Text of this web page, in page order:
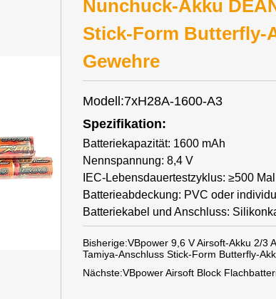
Nunchuck-Akku
Stick-Form Butterfly-
Gewehre
Modell:7xH28A-1600-A3
Spezifikation:
Batteriekapazität: 1600 mAh
Nennspannung: 8,4 V
IEC-Lebensdauertestzyklus: ≥500 Mal
Batterieabdeckung: PVC oder
Batteriekabel und Anschluss:
Bisherige:VBpower 9,6 V Airsoft-Akku 2/3
Tamiya-Anschluss Stick-Form Butterfly-
Nächste:VBpower Airsoft Block